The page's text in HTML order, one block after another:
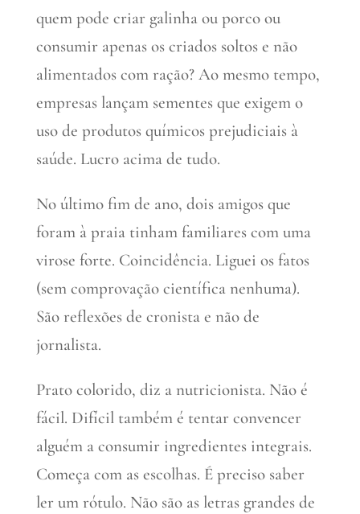
quem pode criar galinha ou porco ou
consumir apenas os criados soltos e não
alimentados com ração? Ao mesmo tempo,
empresas lançam sementes que exigem o
uso de produtos químicos prejudiciais à
saúde. Lucro acima de tudo.
No último fim de ano, dois amigos que
foram à praia tinham familiares com uma
virose forte. Coincidência. Liguei os fatos
(sem comprovação científica nenhuma).
São reflexões de cronista e não de
jornalista.
Prato colorido, diz a nutricionista. Não é
fácil. Difícil também é tentar convencer
alguém a consumir ingredientes integrais.
Começa com as escolhas. É preciso saber
ler um rótulo. Não são as letras grandes de